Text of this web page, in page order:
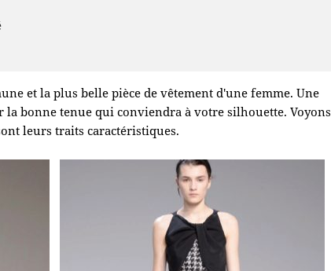
et la plus belle pièce de vêtement d'une femme. Une
la bonne tenue qui conviendra à votre silhouette. Voyons
leurs traits caractéristiques.